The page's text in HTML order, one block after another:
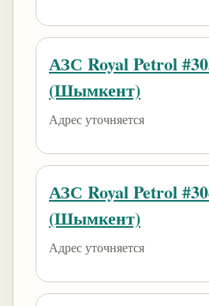
АЗС Royal Petrol
(Шымкент)
Адрес уточняется
АЗС Royal Petrol
(Шымкент)
Адрес уточняется